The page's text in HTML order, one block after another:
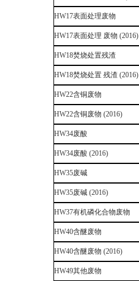
HW17表面处理废物
HW17表面处理 废物 (2016)
HW18焚烧处置残渣
HW18焚烧处置 残渣 (2016)
HW22含铜废物
HW22含铜废物 (2016)
HW34废酸
HW34废酸 (2016)
HW35废碱
HW35废碱 (2016)
HW37有机磷化合物废物
HW40含醚废物
HW40含醚废物 (2016)
HW49其他废物